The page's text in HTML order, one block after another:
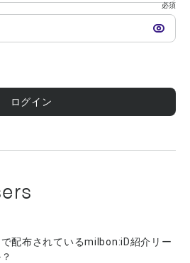
必須
ログイン
配布されているmilbon:iD紹介リー